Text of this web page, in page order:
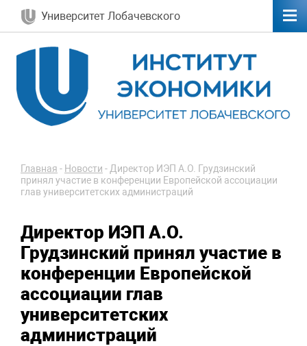
Университет Лобачевского
Главная - Новости -Директор ИЭП А.О. Грудзинский
принял участие в конференции Европейской ассоциации
глав университетских администраций
Директор ИЭП А.О.
Грудзинский принял участие в
конференции Европейской
ассоциации глав
университетских
администраций